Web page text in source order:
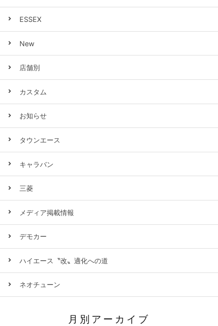
ESSEX
New
店舗別
カスタム
お知らせ
タウンエース
キャラバン
三菱
メディア掲載情報
デモカー
ハイエース〝改〟適化への道
ネオチューン
月別アーカイブ